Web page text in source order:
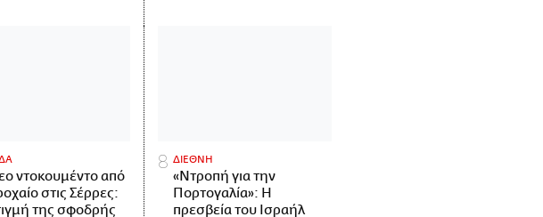
ντοκουμέντο από
στις Σέρρες:
της σφοδρής
ΔΙΕΘΝΗ
«Ντροπή για την
Πορτογαλία»: Η
πρεσβεία του Ισραήλ